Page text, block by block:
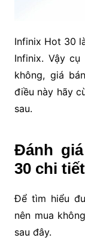
Infinix Hot 30
Infinix. Vậy
không, giá
điều này hãy
sau.
Đánh
30 chi tiết
Để tìm hiểu
nên mua
sau đây.